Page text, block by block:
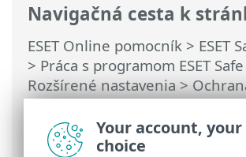
Navigačná cesta k
ESET Online pomocník > ESET
> Práca s programom ESET
Rozšírené nastavenia>
Rezidentná ochrana
> Kedy meniť nastavenia
ochrany
Your account,
choice